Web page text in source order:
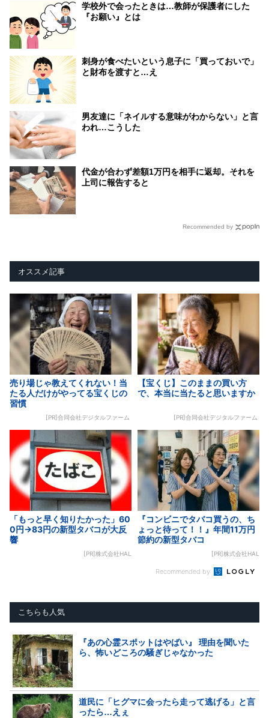
学校外で会ったときは…教師が保護者にした
『お願い』とは
刺身が食べたいという息子に「買っておいで」
と財布を渡すと…え
男友達に「ネイルする意味がわからない」と言
われ…こうした
代金が合わず差額1万円を相手に返却。それを
上司に報告すると
Recommended by
オススメ記事
売り場じゃ教えてくれない！当
たる人だけがやってる宝くじの
習慣
[PR]合同会社デジタルファーム
【宝くじ】このままの買い方
で、本当に当たると思いますか
[PR]合同会社デジタルファーム
「もっと早く知りたかった」60
0円→83円の新型タバコが大反
響
[PR]株式会社HAL
『コンビニでタバコ買うの、ち
ょっと待って！！』年間11万円
節約の新型タバコ
[PR]株式会社HAL
Recommended by
こちらも人気
『あの心霊スポットはやばい』 理由を聞いた
ら、怖いどころの騒ぎじゃなかった
道民に「ヒグマに会ったら走って逃げる」と言
ったら…えぇ